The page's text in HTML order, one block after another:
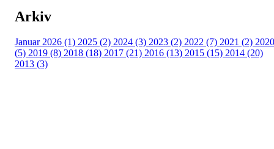
Arkiv
Januar 2026 (1) 2025 (2) 2024 (3) 2023 (2) 2022 (7) 2021 (2) 2020
(5) 2019 (8) 2018 (18) 2017 (21) 2016 (13) 2015 (15) 2014 (20)
2013 (3)